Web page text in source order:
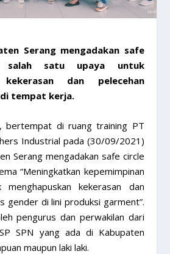
Serang mengadakan safe
salah satu upaya untuk
kekerasan dan pelecehan
tempat kerja.
bertempat di ruang training PT
Industrial pada (30/09/2021)
Serang mengadakan safe circle
“Meningkatkan kepemimpinan
menghapuskan kekerasan dan
gender di lini produksi garment”.
pengurus dan perwakilan dari
SPN yang ada di Kabupaten
maupun laki laki.